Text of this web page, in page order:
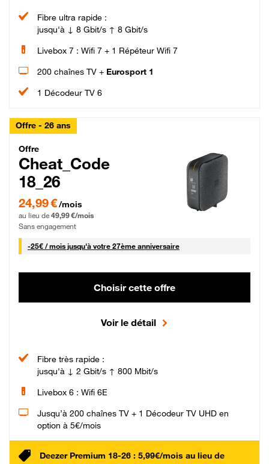
Fibre ultra rapide :
jusqu'à ↓ 8 Gbit/s ↑ 8 Gbit/s
Livebox 7 : Wifi 7 + 1 Répéteur Wifi 7
200 chaînes TV + Eurosport 1
1 Décodeur TV 6
Offre - 26 ans
Cheat_Code Fibre_18_26
Offre
Cheat_Code
18_26
24,99 € par mois pendant 0 mois puis 49,99 € par mois, Sans engagement
24,99 €/mois
au lieu de 49,99 €/mois
Sans engagement
-25€ / mois25 € par mois
jusqu'à votre 27ème anniversaire
Choisir cette offre
Voir le détail
Fibre très rapide :
jusqu'à ↓ 2 Gbit/s ↑ 800 Mbit/s
Livebox 6 : Wifi 6E
Jusqu’à 200 chaînes TV + 1 Décodeur TV UHD en
option à 5€/mois
Deezer Premium 18-26 : 5,99€/mois au lieu de